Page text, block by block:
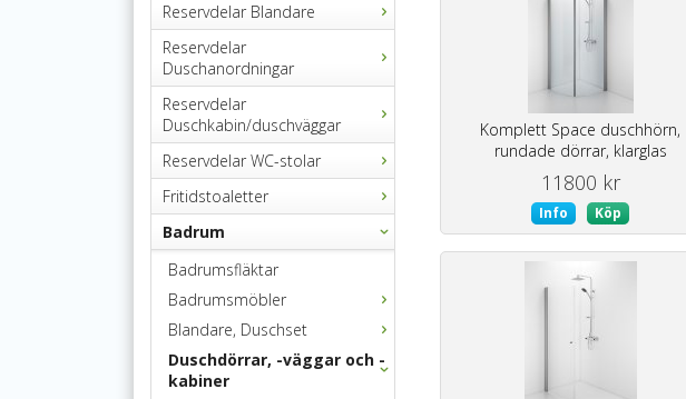
Reservdelar Blandare
Reservdelar
Duschanordningar
Reservdelar
Duschkabin/duschväggar
Reservdelar WC-stolar
Fritidstoaletter
Badrum
Badrumsfläktar
Badrumsmöbler
Blandare, Duschset
Duschdörrar, -väggar och -
kabiner
Komplett Space duschhörn,
rundade dörrar, klarglas
11800 kr
Info Köp